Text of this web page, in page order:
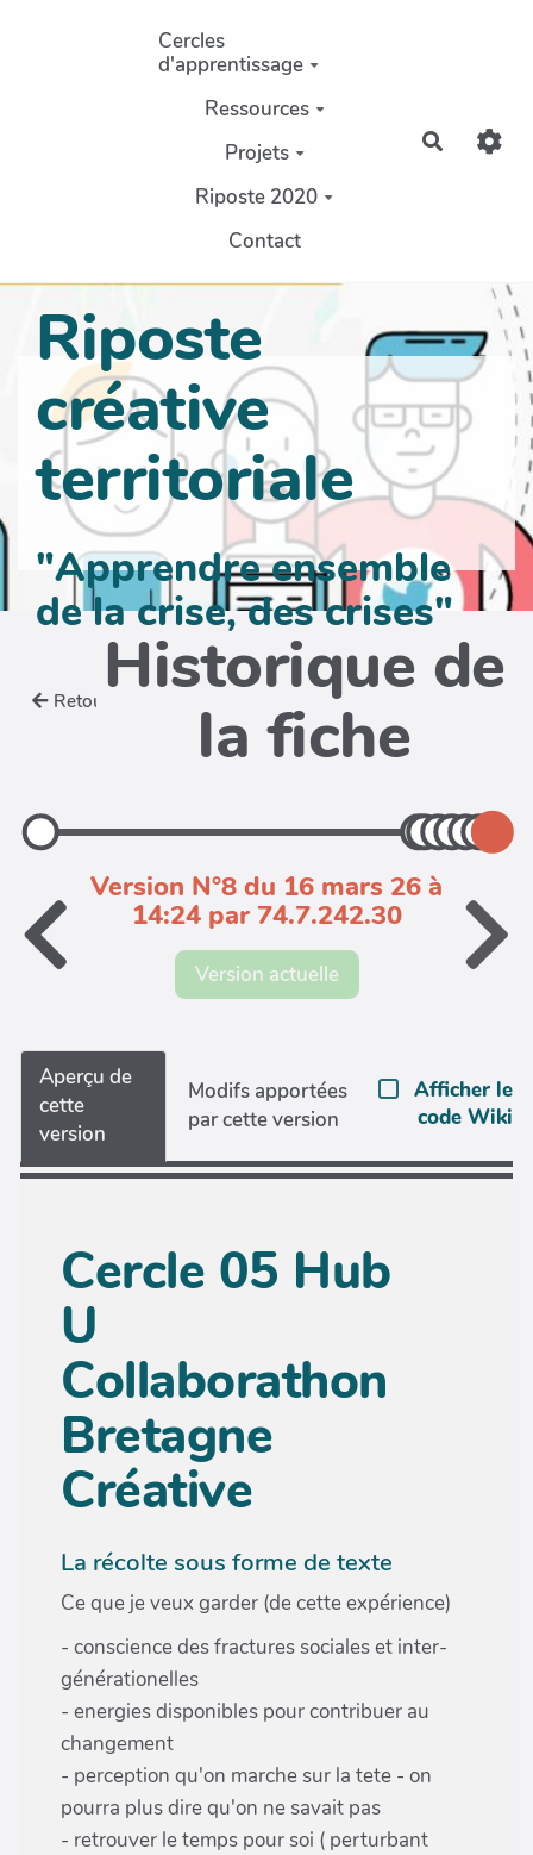
Aller au contenu principal
Cercles
d'apprentissage
Ressources
Projets
Riposte 2020
Contact
Riposte
créative
territoriale
"Apprendre ensemble
de la crise, des crises"
Retour Historique de
la fiche
Version N°8 du 16 mars 26 à
14:24 par 74.7.242.30
Version actuelle
Aperçu de
cette
version
Modifs apportées
par cette version
Afficher le
code Wiki
Cercle 05 Hub
U
Collaborathon
Bretagne
Créative
La récolte sous forme de texte
Ce que je veux garder (de cette expérience)
- conscience des fractures sociales et inter-
générationelles
- energies disponibles pour contribuer au
changement
- perception qu'on marche sur la tete - on
pourra plus dire qu'on ne savait pas
- retrouver le temps pour soi ( perturbant